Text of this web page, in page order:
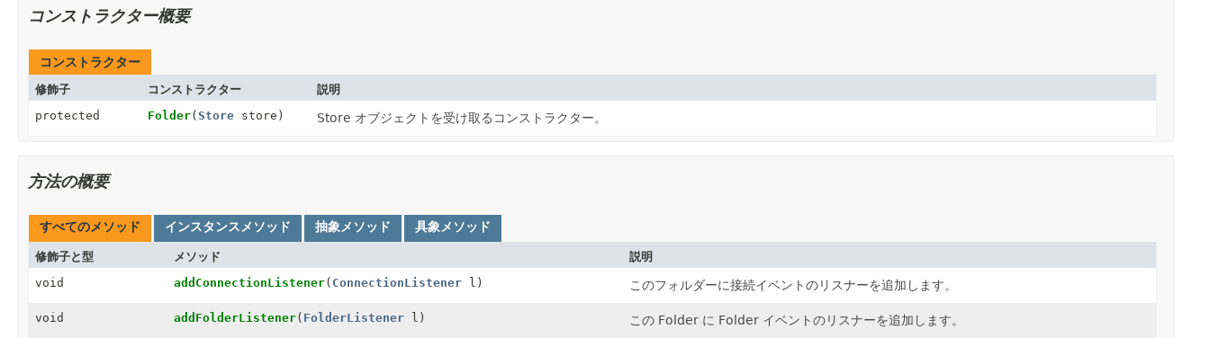
コンストラクター概要
コンストラクター
修飾子 コンストラクター
説明
protected
Folder(Store store) Store オブジェクトを受け取るコンストラクター。
方法の概要
すべてのメソッド インスタンスメソッド 抽象メソッド 具象メソッド
修飾子と型 メソッド
説明
void
addConnectionListener( ConnectionListener l) このフォルダーに接続イベントのリスナーを追加します。
void addFolderListener( FolderListener l) この Folder に Folder イベントのリスナーを追加します。